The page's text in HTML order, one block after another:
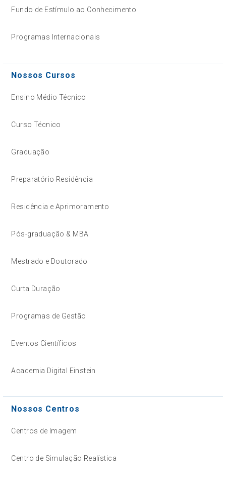
Fundo de Estímulo ao Conhecimento
Programas Internacionais
Nossos Cursos
Ensino Médio Técnico
Curso Técnico
Graduação
Preparatório Residência
Residência e Aprimoramento
Pós-graduação & MBA
Mestrado e Doutorado
Curta Duração
Programas de Gestão
Eventos Científicos
Academia Digital Einstein
Nossos Centros
Centros de Imagem
Centro de Simulação Realística